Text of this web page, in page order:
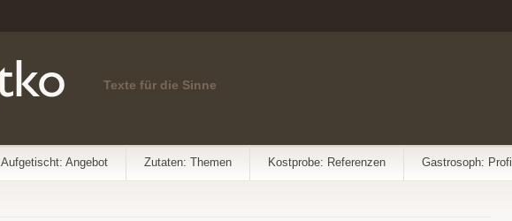
Texte für die Sinne
Aufgetischt: Angebot Zutaten: Themen Kostprobe: Referenzen Gastrosoph: Profil